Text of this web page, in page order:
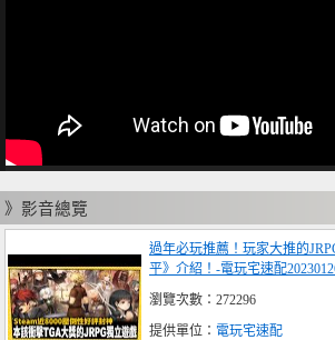
》影音總覽
過年必玩推薦！玩家大推的
平》介紹！-電玩宅速配
瀏覽次數：272296
提供單位： 電玩宅速配